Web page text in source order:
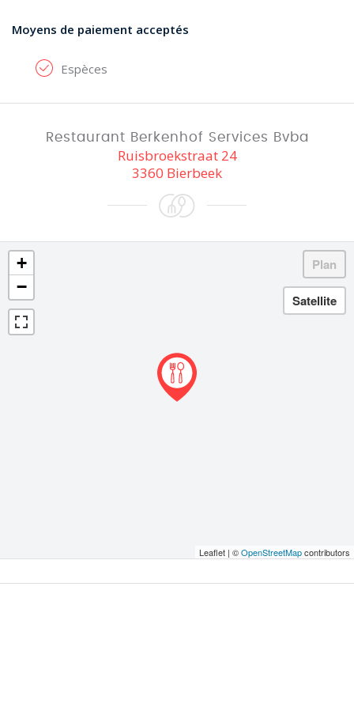
Moyens de paiement acceptés
Espèces
Restaurant Berkenhof Services Bvba
Ruisbroekstraat 24
3360 Bierbeek
+
−
Leaflet | ©OpenStreetMapcontributors